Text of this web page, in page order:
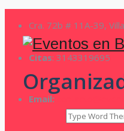
Cra. 72b # 11A-39,
Citas: 3143319695
Email: